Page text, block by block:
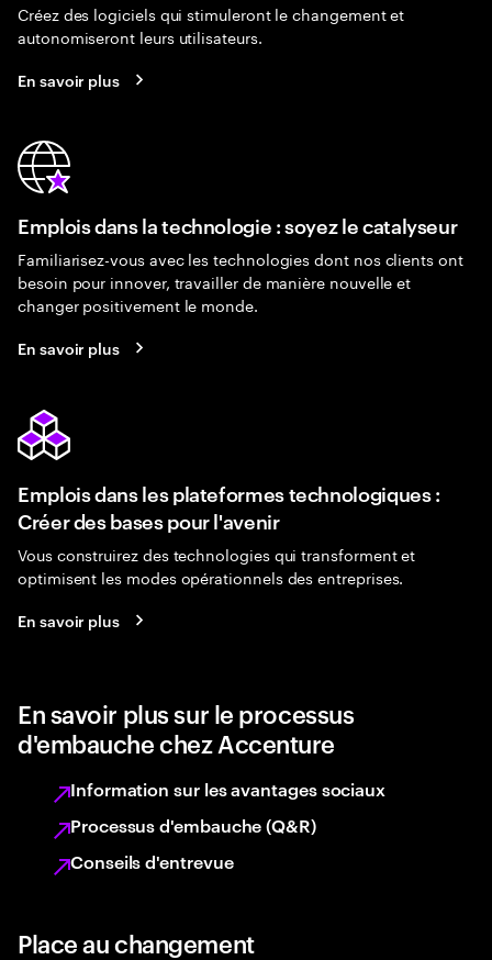
Créez des logiciels qui stimuleront le changement et
autonomiseront leurs utilisateurs.
En savoir plus
Emplois dans la technologie : soyez le catalyseur
Familiarisez-vous avec les technologies dont nos clients ont
besoin pour innover, travailler de manière nouvelle et
changer positivement le monde.
En savoir plus
Emplois dans les plateformes technologiques :
Créer des bases pour l'avenir
Vous construirez des technologies qui transforment et
optimisent les modes opérationnels des entreprises.
En savoir plus
En savoir plus sur le processus
d'embauche chez Accenture
Information sur les avantages sociaux
Processus d'embauche (Q&R)
Conseils d'entrevue
Place au changement